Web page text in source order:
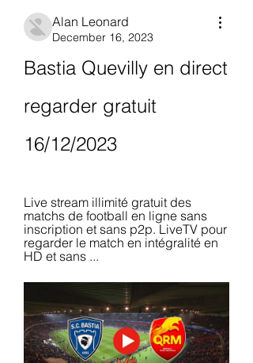
Alan Leonard
December 16, 2023
Bastia Quevilly en direct
regarder gratuit
16/12/2023
Live stream illimité gratuit des
matchs de football en ligne sans
inscription et sans p2p. LiveTV pour
regarder le match en intégralité en
HD et sans ...